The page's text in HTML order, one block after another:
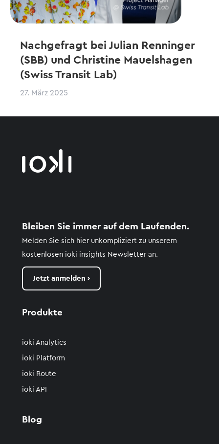
Nachgefragt bei Julian Renninger
(SBB) und Christine Mauelshagen
(Swiss Transit Lab)
27. März 2025
Bleiben Sie immer auf dem Laufenden.
Melden Sie sich hier unkompliziert zu unserem
kostenlosen ioki insights Newsletter an.
Jetzt anmelden ›
Produkte
ioki Analytics
ioki Platform
ioki Route
ioki API
Blog